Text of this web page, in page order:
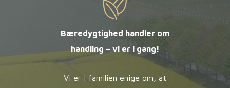
Bæredygtighed handler om
handling – vi er i gang!
Vi er i familien enige om, at